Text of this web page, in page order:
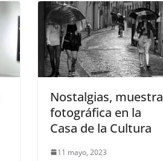
Nostalgias, muestra
fotográfica en la
Casa de la Cultura
11 mayo, 2023